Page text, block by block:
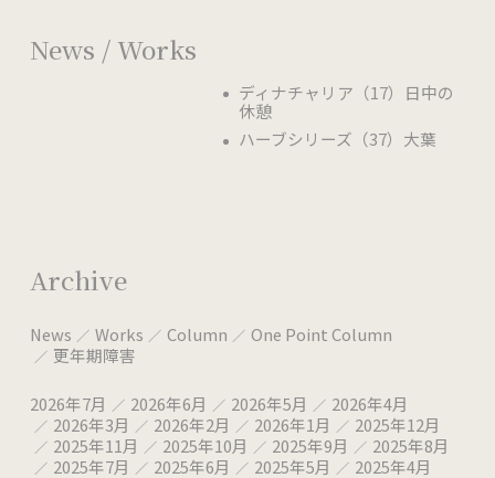
News / Works
ディナチャリア（17）日中の
休憩
ハーブシリーズ（37）大葉
Archive
News Works Column
One Point Column
更年期障害
2026年7月 2026年6月 2026年5月
2026年4月
2026年3月
2026年2月 2026年1月
2025年12月
2025年11月
2025年10月 2025年9月
2025年8月
2025年7月
2025年6月 2025年5月
2025年4月